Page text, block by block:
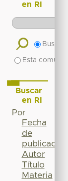
en RI
Buscar
Esta
Buscar
en RI
Por
Fecha
de
publicación
Autor
Título
Materia